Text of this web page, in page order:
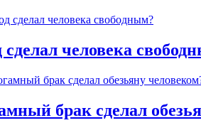
сделал человека
брак сделал